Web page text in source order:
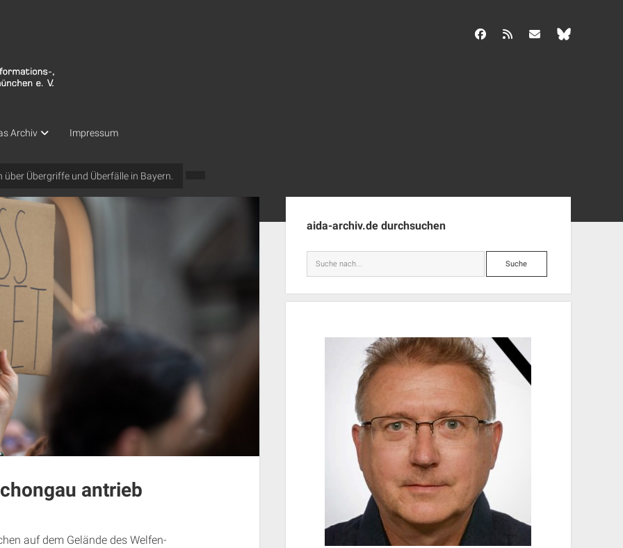
facebook info@aida-archiv.de
Archiv Impressum
Übergriffe und Überfälle in Bayern.
antrieb
auf dem Gelände des Welfen-
aida-archiv.de durchsuchen
Suche